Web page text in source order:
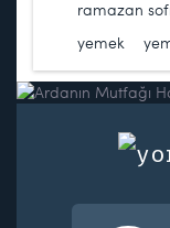
ramazan
yemek